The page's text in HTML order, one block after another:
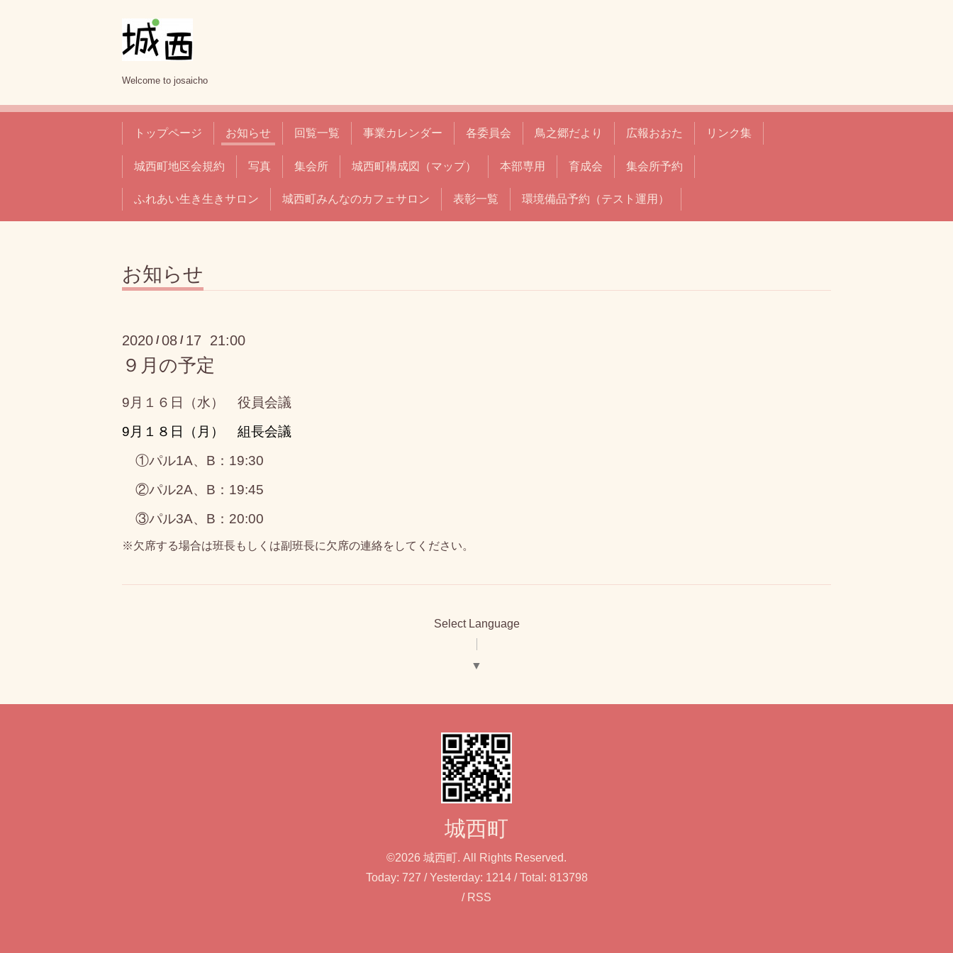
Welcome to josaicho
トップページ お知らせ 回覧一覧 事業カレンダー 各委員会 鳥之郷だより 広報おおた リンク集
城西町地区会規約 写真 集会所 城西町構成図（マップ） 本部専用 育成会 集会所予約
ふれあい生き生きサロン 城西町みんなのカフェサロン 表彰一覧 環境備品予約（テスト運用）
お知らせ
2020 /08 / 17 21:00
９月の予定
9月１６日（水） 役員会議
9月１８ 日（月） 組長会議
①パル1A、B：19:30
②パル2A、B：19:45
③パル3A、B：20:00
※欠席する場合は班長もしくは副班長に欠席の連絡をしてください。
Select Language
▼
城西町
©2026 城西町. All Rights Reserved.
Today: 727 / Yesterday: 1214/ Total: 813798
/ RSS